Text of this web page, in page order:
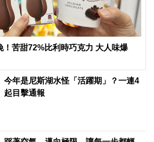
！苦甜72%比利時巧克力 大人味爆
今年是尼斯湖水怪「活躍期」？一連4
起目擊通報